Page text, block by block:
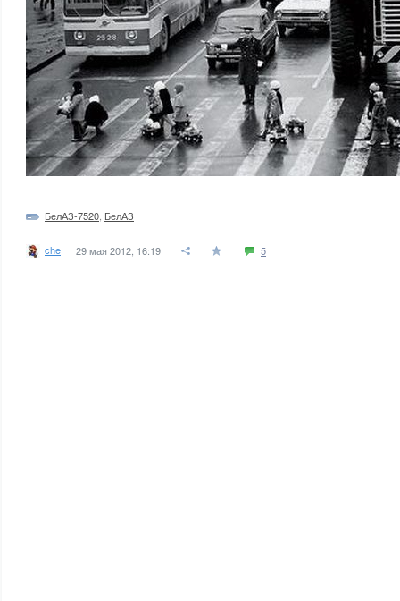
БелАЗ-7520 БелАЗ
che 29 мая 2012, 16:19 5